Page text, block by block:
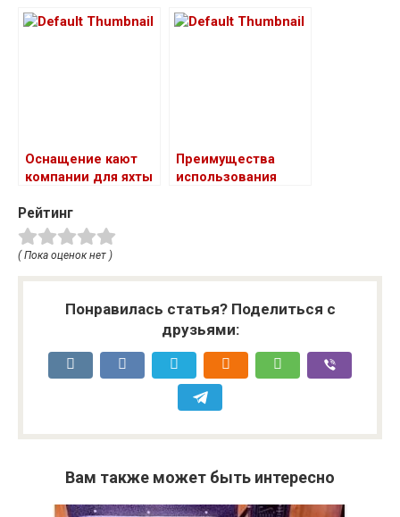
Оснащение кают
компании для яхты
Преимущества
использования
Рейтинг
( Пока оценок нет )
Понравилась статья? Поделиться с
друзьями:
Вам также может быть интересно